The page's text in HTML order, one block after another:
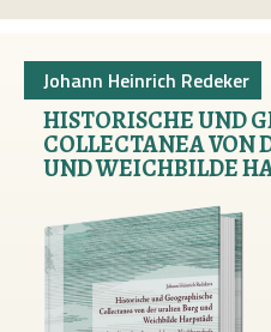
Johann Heinrich Redeker
HISTORISCHE UND
COLLECTANEA VON
UND WEICHBILDE